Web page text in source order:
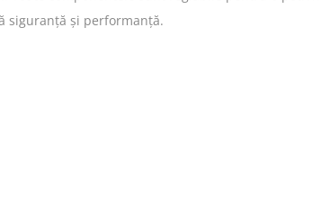
siguranță și performanță.